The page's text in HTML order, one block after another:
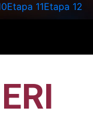
Etapa 11Etapa 12